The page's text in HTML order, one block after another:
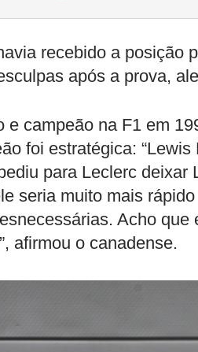
recebido a posição
após a prova,
e campeão na F1 em
foi estratégica:
para Leclerc
seria muito mais
Acho
afirmou o canadense.